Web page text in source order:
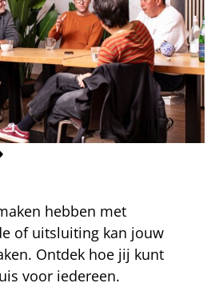
hebben met
of uitsluiting kan jouw
Ontdek hoe jij kunt
voor iedereen.